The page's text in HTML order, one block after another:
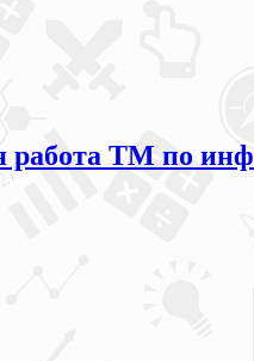
ТМ по